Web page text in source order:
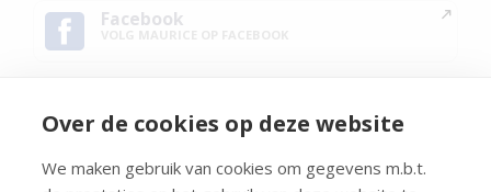
Over de cookies op deze website
We maken gebruik van cookies om gegevens m.b.t.
Facebook
VOLG MAURICE OP LINKEDIN
X